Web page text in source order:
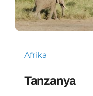
Afrika
Tanzanya